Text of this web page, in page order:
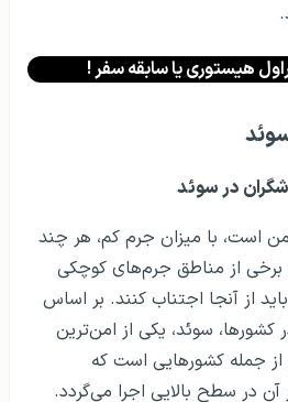
هیستوری یا سابقه سفر !
در سوئد
است، با میزان جرم کم، هر چند
برخی از مناطق جرم­‌های کوچکی
از آنجا اجتناب کنند. بر اساس
کشورها، سوئد، یکی از امن‌ترین
جمله کشورهایی است که
آن در سطح بالایی اجرا می‌گردد.